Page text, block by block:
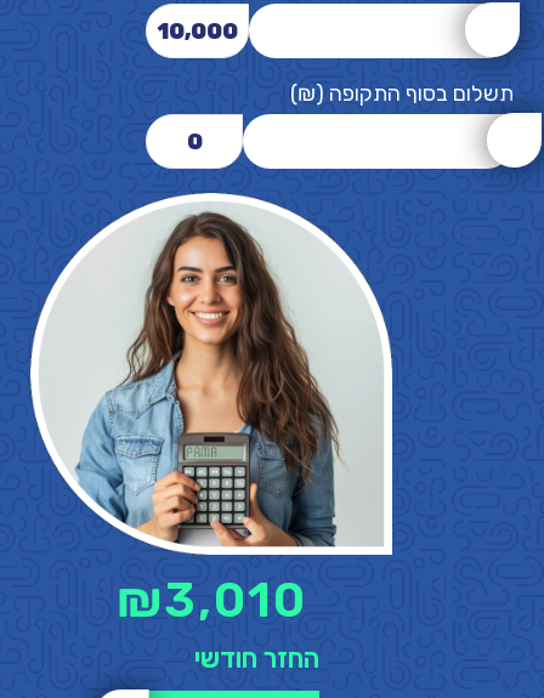
10,000
תשלום בסוף התקופה (₪)
0
3,010
₪
החזר חודשי